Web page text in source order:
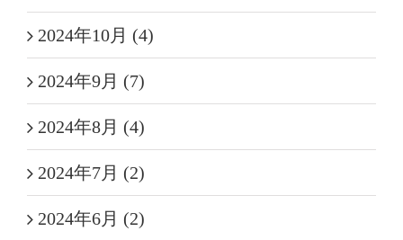
2024年10月 (4)
2024年9月 (7)
2024年8月 (4)
2024年7月 (2)
2024年6月 (2)